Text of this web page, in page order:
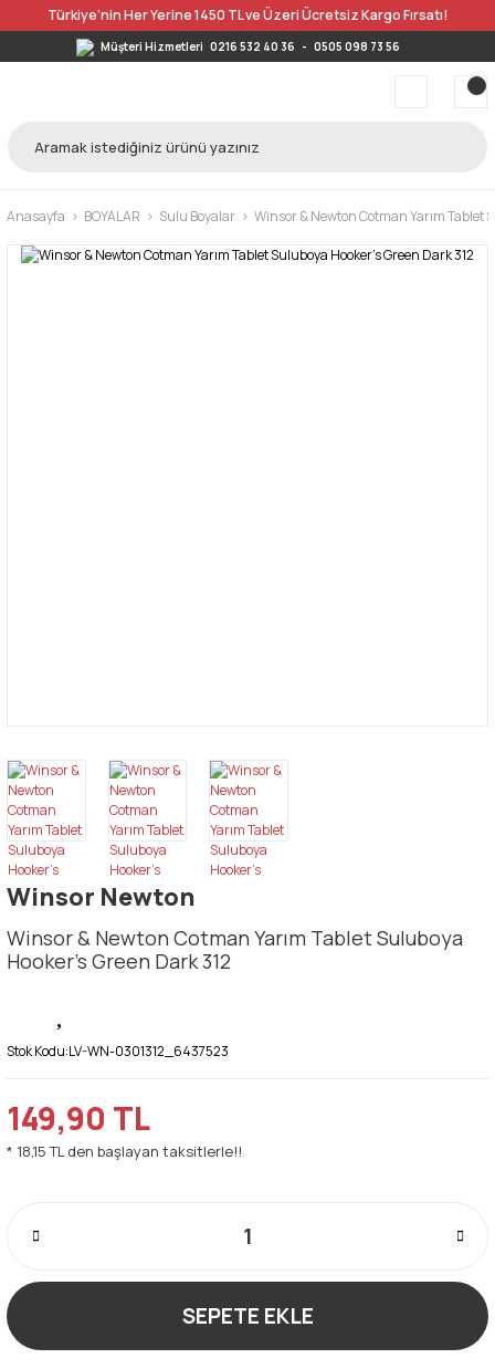
Türkiye’nin Her Yerine 1450 TL ve Üzeri Ücretsiz Kargo Fırsatı!
Müşteri Hizmetleri 0216 532 40 36 - 0505 098 73 56
Anasayfa BOYALAR Sulu Boyalar Winsor & Newton Cotman Yarım Tablet
Winsor Newton
Winsor & Newton Cotman Yarım Tablet Suluboya
Hooker's Green Dark 312
Stok Kodu:LV-WN-0301312_6437523
149,90 TL
* 18,15 TL den başlayan taksitlerle!!
SEPETE EKLE